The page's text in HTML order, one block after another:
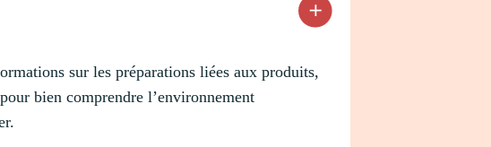
sur les préparations liées aux produits,
bien comprendre l’environnement